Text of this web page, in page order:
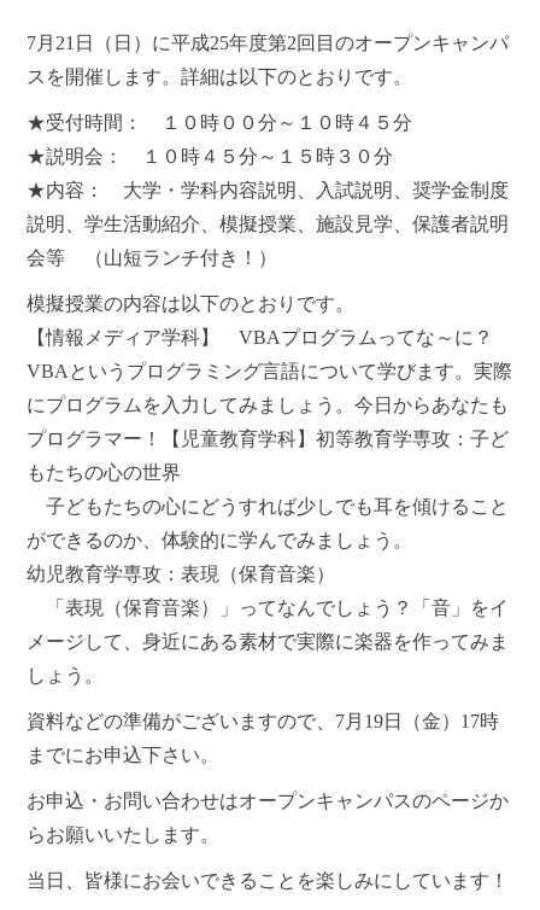
7月21日（日）に平成25年度第2回目のオープンキャンパ
スを開催します。詳細は以下のとおりです。
★受付時間： １０時００分～１０時４５分
★説明会： １０時４５分～１５時３０分
★内容： 大学・学科内容説明、入試説明、奨学金制度
説明、学生活動紹介、模擬授業、施設見学、保護者説明
会等 （山短ランチ付き！）
模擬授業の内容は以下のとおりです。
【情報メディア学科】 VBAプログラムってな～に？
VBAというプログラミング言語について学びます。実際
にプログラムを入力してみましょう。今日からあなたも
プログラマー！【児童教育学科】初等教育学専攻：子ど
もたちの心の世界
子どもたちの心にどうすれば少しでも耳を傾けること
ができるのか、体験的に学んでみましょう。
幼児教育学専攻：表現（保育音楽）
「表現（保育音楽）」ってなんでしょう？「音」をイ
メージして、身近にある素材で実際に楽器を作ってみま
しょう。
資料などの準備がございますので、7月19日（金）17時
までにお申込下さい。
お申込・お問い合わせはオープンキャンパスのページか
らお願いいたします。
当日、皆様にお会いできることを楽しみにしています！